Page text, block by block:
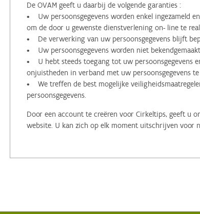
De OVAM geeft u daarbij de volgende garanties :
• Uw persoonsgegevens worden enkel ingezameld
om de door u gewenste dienstverlening on- line te
• De verwerking van uw persoonsgegevens blijft
• Uw persoonsgegevens worden niet
• U hebt steeds toegang tot uw persoonsgegevens
onjuistheden in verband met uw persoonsgegevens
• We treffen de best mogelijke
persoonsgegevens.
Door een account te creëren voor Cirkeltips, geeft u
website. U kan zich op elk moment uitschrijven voor